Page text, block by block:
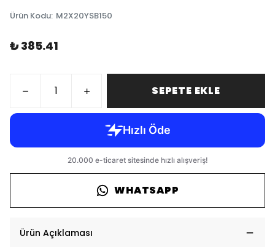
Ürün Kodu: M2X20YSB150
₺ 385.41
SEPETE EKLE
WHATSAPP
Ürün Açıklaması